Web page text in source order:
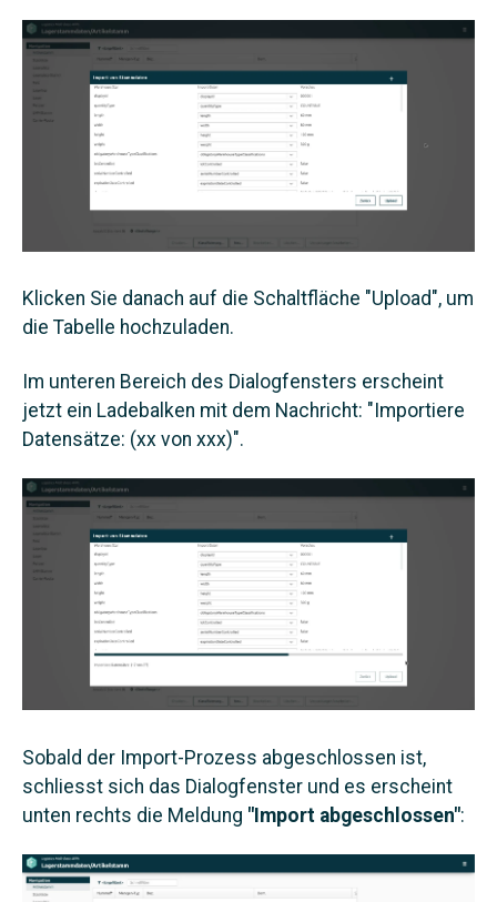
Klicken Sie danach auf die Schaltfläche "Upload", um
die Tabelle hochzuladen.
Im unteren Bereich des Dialogfensters erscheint
jetzt ein Ladebalken mit dem Nachricht: "Importiere
Datensätze: (xx von xxx)".
Sobald der Import-Prozess abgeschlossen ist,
schliesst sich das Dialogfenster und es erscheint
unten rechts die Meldung "Import abgeschlossen":